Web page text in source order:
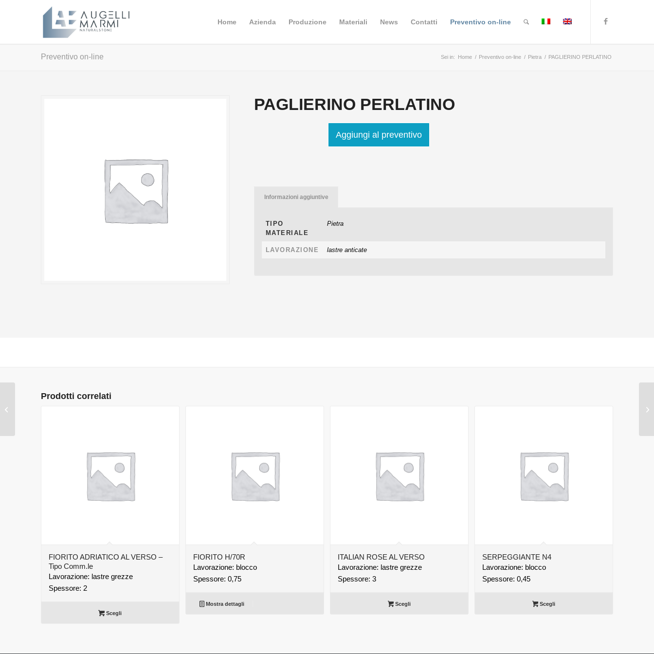
Home Azienda Produzione Materiali News Contatti Preventivo on-line
Preventivo on-line Sei in: Home / Preventivo on-line / Pietra / PAGLIERINO PERLATINO
PAGLIERINO PERLATINO
Aggiungi al preventivo
Informazioni aggiuntive
TIPO
MATERIALE
Pietra
LAVORAZIONE lastre anticate
Prodotti correlati
FIORITO ADRIATICO AL VERSO –
Tipo Comm.le
Lavorazione: lastre grezze
Spessore: 2
Scegli
FIORITO H/70R
Lavorazione: blocco
Spessore: 0,75
Mostra dettagli
ITALIAN ROSE AL VERSO
Lavorazione: lastre grezze
Spessore: 3
Scegli
SERPEGGIANTE N4
Lavorazione: blocco
Spessore: 0,45
Scegli